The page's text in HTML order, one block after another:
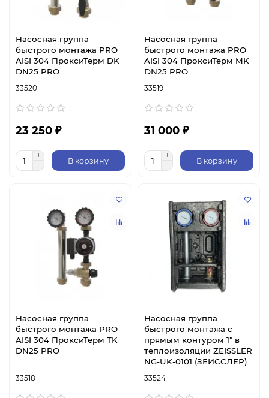
Насосная группа
быстрого монтажа PRO
AISI 304 ПроксиТерм DK
DN25 PRO
33520
23 250 ₽
В корзину
Насосная группа
быстрого монтажа PRO
AISI 304 ПроксиТерм MK
DN25 PRO
33519
31 000 ₽
В корзину
Насосная группа
быстрого монтажа PRO
AISI 304 ПроксиТерм TK
DN25 PRO
33518
Насосная группа
быстрого монтажа с
прямым контуром 1″ в
теплоизоляции ZEISSLER
NG-UK-0101 (ЗЕИССЛЕР)
33524